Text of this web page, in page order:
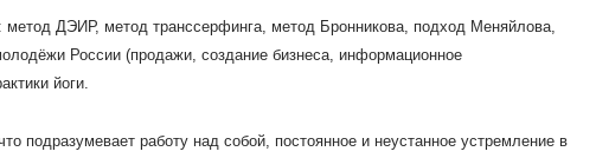
метод ДЭИР, метод транссерфинга, метод Бронникова, подход Меняйлова,
России (продажи, создание бизнеса, информационное
йоги.
подразумевает работу над собой, постоянное и неустанное устремление в